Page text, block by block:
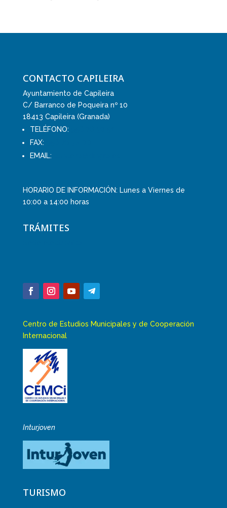
CONTACTO CAPILEIRA
Ayuntamiento de Capileira
C/ Barranco de Poqueira nº 10
18413 Capileira (Granada)
TELÉFONO:
FAX:
EMAIL:
HORARIO DE INFORMACIÓN: Lunes a Viernes de
10:00 a 14:00 horas
TRÁMITES
Centro de Estudios Municipales y de Cooperación
Internacional
Inturjoven
TURISMO